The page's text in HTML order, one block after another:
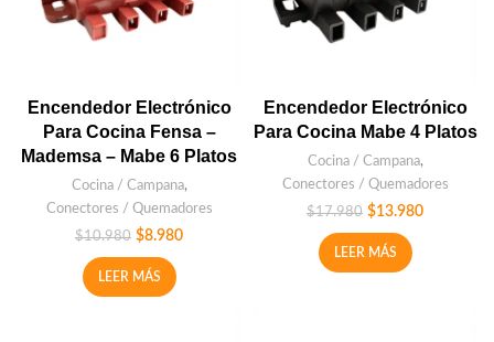
Encendedor Electrónico
Para Cocina Fensa –
Mademsa – Mabe 6 Platos
Cocina / Campana,
Conectores / Quemadores
$10.980 $8.980
LEER MÁS
Encendedor Electrónico
Para Cocina Mabe 4 Platos
Cocina / Campana,
Conectores / Quemadores
$17.980 $13.980
LEER MÁS